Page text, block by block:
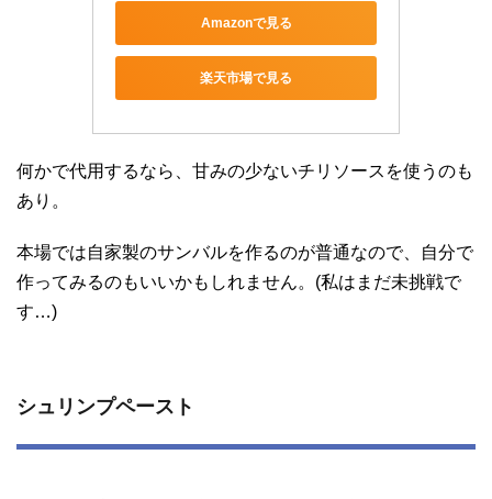
Amazonで見る
楽天市場で見る
何かで代用するなら、甘みの少ないチリソースを使うのも
あり。
本場では自家製のサンバルを作るのが普通なので、自分で
作ってみるのもいいかもしれません。(私はまだ未挑戦で
す…)
シュリンプペースト